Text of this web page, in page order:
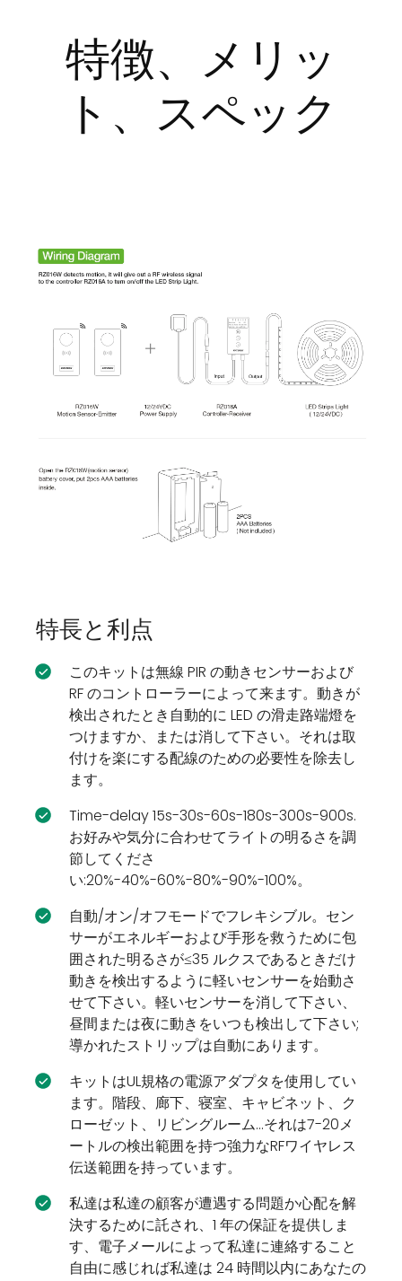
特徴、メリッ
ト、スペック
特長と利点
このキットは無線 PIR の動きセンサーおよび
RF のコントローラーによって来ます。動きが
検出されたとき自動的に LED の滑走路端燈を
つけますか、または消して下さい。それは取
付けを楽にする配線のための必要性を除去し
ます。
Time-delay 15s-30s-60s-180s-300s-900s.
お好みや気分に合わせてライトの明るさを調
節してくださ
い:20%-40%-60%-80%-90%-100%。
自動/オン/オフモードでフレキシブル。セン
サーがエネルギーおよび手形を救うために包
囲された明るさが≤35 ルクスであるときだけ
動きを検出するように軽いセンサーを始動さ
せて下さい。軽いセンサーを消して下さい、
昼間または夜に動きをいつも検出して下さい;
導かれたストリップは自動にあります。
キットはUL規格の電源アダプタを使用してい
ます。階段、廊下、寝室、キャビネット、ク
ローゼット、リビングルーム...それは7-20メ
ートルの検出範囲を持つ強力なRFワイヤレス
伝送範囲を持っています。
私達は私達の顧客が遭遇する問題か心配を解
決するために託され、1 年の保証を提供しま
す、電子メールによって私達に連絡すること
自由に感じれば私達は 24 時間以内にあなたの